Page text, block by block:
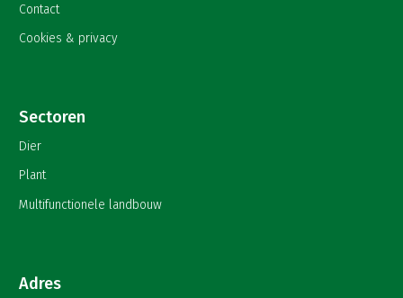
Contact
Cookies & privacy
Sectoren
Dier
Plant
Multifunctionele landbouw
Adres